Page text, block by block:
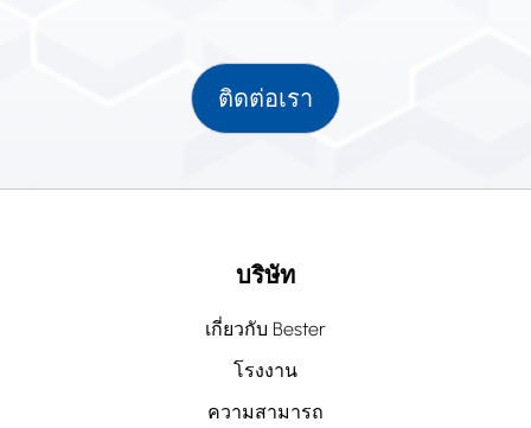
ติดต่อเรา
บริษัท
เกี่ยวกับ Bester
โรงงาน
ความสามารถ